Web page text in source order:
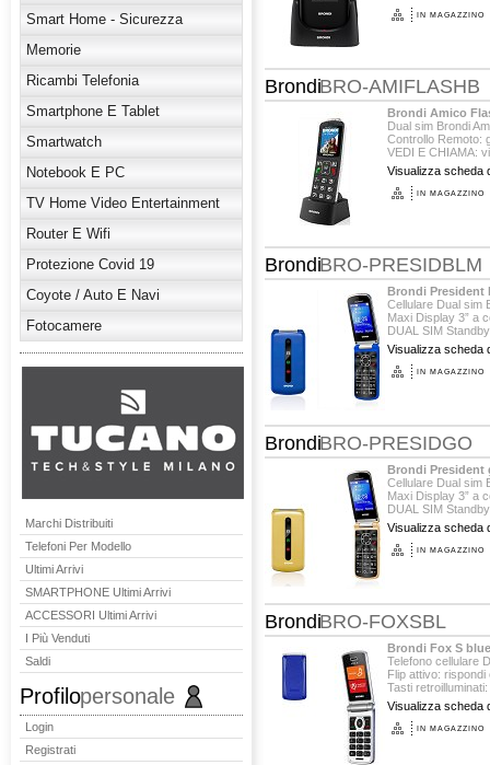
Smart Home - Sicurezza
Memorie
Ricambi Telefonia
Smartphone E Tablet
Smartwatch
Notebook E PC
TV Home Video Entertainment
Router E Wifi
Protezione Covid 19
Coyote / Auto E Navi
Fotocamere
Marchi Distribuiti
Telefoni Per Modello
Ultimi Arrivi
SMARTPHONE Ultimi Arrivi
ACCESSORI Ultimi Arrivi
I Più Venduti
Saldi
Profilopersonale
Login
Registrati
IN MAGAZZINO
BrondiBRO-AMIFLASHB
Brondi Amico
Dual sim Brondi
Controllo Remoto:
VEDI E CHIAMA:
Visualizza scheda
IN MAGAZZINO
BrondiBRO-PRESIDBLM
Brondi President
Cellulare Dual sim
Maxi Display 3” a
DUAL SIM
GSM quadri band
Visualizza scheda
IN MAGAZZINO
BrondiBRO-PRESIDGO
Brondi President
Cellulare Dual sim
Maxi Display 3” a
DUAL SIM
GSM quadri band
Visualizza scheda
IN MAGAZZINO
BrondiBRO-FOXSBL
Brondi Fox S blue
Telefono cellulare
Flip attivo:
Tasti
Visualizza scheda
IN MAGAZZINO